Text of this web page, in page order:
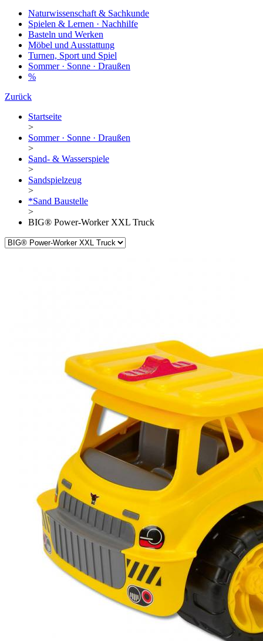
Naturwissenschaft & Sachkunde
Spielen & Lernen · Nachhilfe
Basteln und Werken
Möbel und Ausstattung
Turnen, Sport und Spiel
Sommer · Sonne · Draußen
%
Zurück
Startseite
>
Sommer · Sonne · Draußen
>
Sand- & Wasserspiele
>
Sandspielzeug
>
*Sand Baustelle
>
BIG® Power-Worker XXL Truck